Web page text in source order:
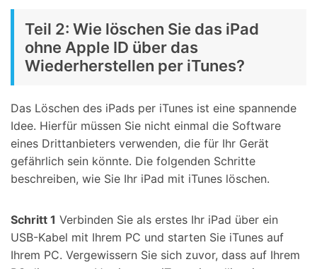
Teil 2: Wie löschen Sie das iPad
ohne Apple ID über das
Wiederherstellen per iTunes?
Das Löschen des iPads per iTunes ist eine spannende
Idee. Hierfür müssen Sie nicht einmal die Software
eines Drittanbieters verwenden, die für Ihr Gerät
gefährlich sein könnte. Die folgenden Schritte
beschreiben, wie Sie Ihr iPad mit iTunes löschen.
Schritt 1 Verbinden Sie als erstes Ihr iPad über ein
USB-Kabel mit Ihrem PC und starten Sie iTunes auf
Ihrem PC. Vergewissern Sie sich zuvor, dass auf Ihrem